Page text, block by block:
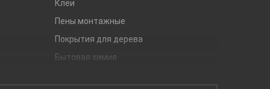
Клеи
Пены монтажные
Покрытия для дерева
Бытовая химия